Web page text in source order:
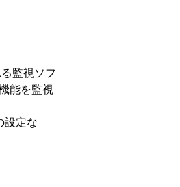
監視ソフ
能を監視
設定な